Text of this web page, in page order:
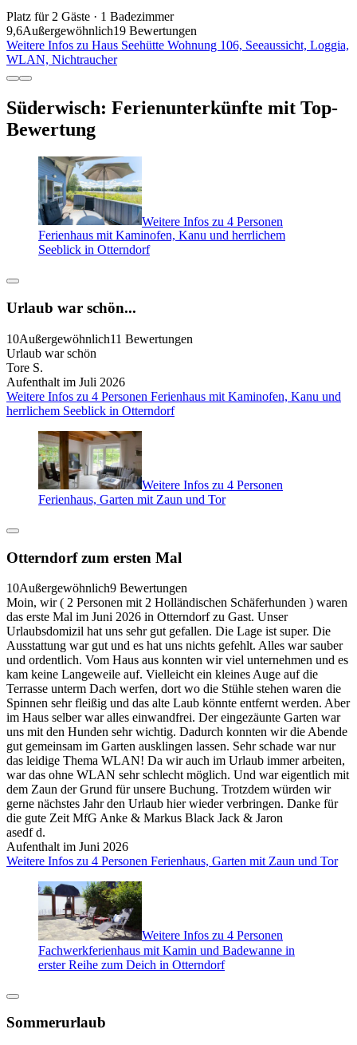
Platz für 2 Gäste · 1 Badezimmer
9,6Außergewöhnlich19 Bewertungen
Weitere Infos zu Haus Seehütte Wohnung 106, Seeaussicht, Loggia,
WLAN, Nichtraucher
Süderwisch: Ferienunterkünfte mit Top-
Bewertung
Weitere Infos zu 4 Personen
Ferienhaus mit Kaminofen, Kanu und herrlichem
Seeblick in Otterndorf
Urlaub war schön...
10Außergewöhnlich11 Bewertungen
Urlaub war schön
Tore S.
Aufenthalt im Juli 2026
Weitere Infos zu 4 Personen Ferienhaus mit Kaminofen, Kanu und
herrlichem Seeblick in Otterndorf
Weitere Infos zu 4 Personen
Ferienhaus, Garten mit Zaun und Tor
Otterndorf zum ersten Mal
10Außergewöhnlich9 Bewertungen
Moin, wir ( 2 Personen mit 2 Holländischen Schäferhunden ) waren
das erste Mal im Juni 2026 in Otterndorf zu Gast. Unser
Urlaubsdomizil hat uns sehr gut gefallen. Die Lage ist super. Die
Ausstattung war gut und es hat uns nichts gefehlt. Alles war sauber
und ordentlich. Vom Haus aus konnten wir viel unternehmen und es
kam keine Langeweile auf. Vielleicht ein kleines Auge auf die
Terrasse unterm Dach werfen, dort wo die Stühle stehen waren die
Spinnen sehr fleißig und das alte Laub könnte entfernt werden. Aber
im Haus selber war alles einwandfrei. Der eingezäunte Garten war
uns mit den Hunden sehr wichtig. Dadurch konnten wir die Abende
gut gemeinsam im Garten ausklingen lassen. Sehr schade war nur
das leidige Thema WLAN! Da wir auch im Urlaub immer arbeiten,
war das ohne WLAN sehr schlecht möglich. Und war eigentlich mit
dem Zaun der Grund für unsere Buchung. Trotzdem würden wir
gerne nächstes Jahr den Urlaub hier wieder verbringen. Danke für
die gute Zeit MfG Anke & Markus Black Jack & Jaron
asedf d.
Aufenthalt im Juni 2026
Weitere Infos zu 4 Personen Ferienhaus, Garten mit Zaun und Tor
Weitere Infos zu 4 Personen
Fachwerkferienhaus mit Kamin und Badewanne in
erster Reihe zum Deich in Otterndorf
Sommerurlaub